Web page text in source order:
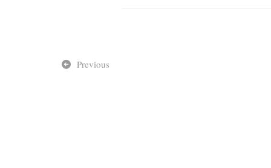
Previous